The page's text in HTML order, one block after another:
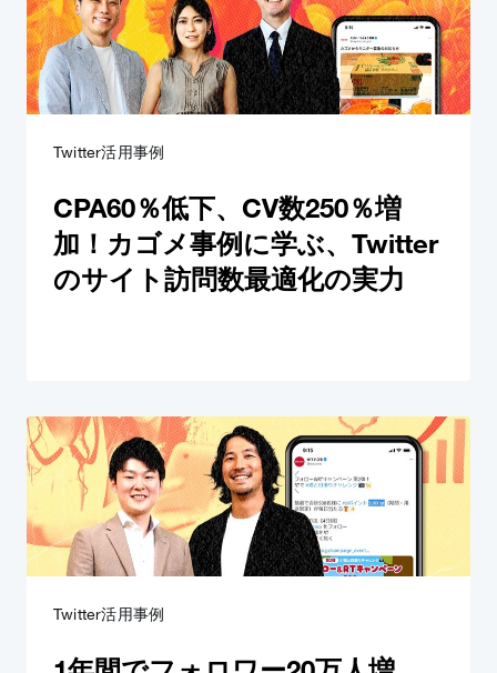
Twitter活用事例
CPA60％低下、CV数250％増
加！カゴメ事例に学ぶ、Twitter
のサイト訪問数最適化の実力
Twitter活用事例